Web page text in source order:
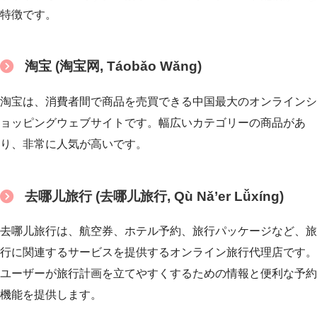
特徴です。
淘宝 (淘宝网, Táobǎo Wǎng)
淘宝は、消費者間で商品を売買できる中国最大のオンラインシ
ョッピングウェブサイトです。幅広いカテゴリーの商品があ
り、非常に人気が高いです。
去哪儿旅行 (去哪儿旅行, Qù Nǎ’er Lǚxíng)
去哪儿旅行は、航空券、ホテル予約、旅行パッケージなど、旅
行に関連するサービスを提供するオンライン旅行代理店です。
ユーザーが旅行計画を立てやすくするための情報と便利な予約
機能を提供します。